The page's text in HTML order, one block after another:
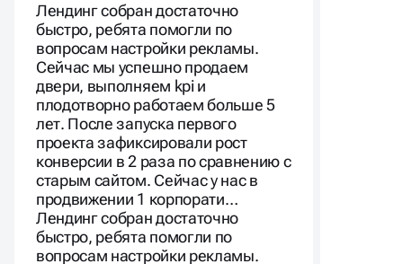
Лендинг собран достаточно
быстро, ребята помогли по
вопросам настройки рекламы.
Сейчас мы успешно продаем
двери, выполняем kpi и
плодотворно работаем больше 5
лет. После запуска первого
проекта зафиксировали рост
конверсии в 2 раза по сравнению с
старым сайтом. Сейчас у нас в
продвижении 1 корпорати…
Лендинг собран достаточно
быстро, ребята помогли по
вопросам настройки рекламы.